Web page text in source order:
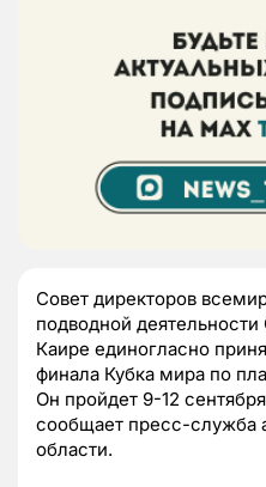
Совет директоров
подводной
Каире единогласно
финала Кубка мира по
Он пройдет 9-12
сообщает пресс-служба
области.